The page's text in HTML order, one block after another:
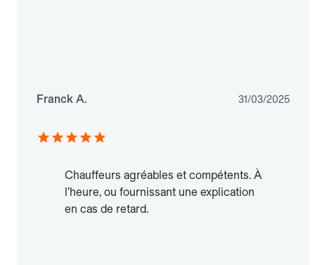
Franck A. 31/03/2025
Chauffeurs agréables et compétents. À
l’heure, ou fournissant une explication
en cas de retard.